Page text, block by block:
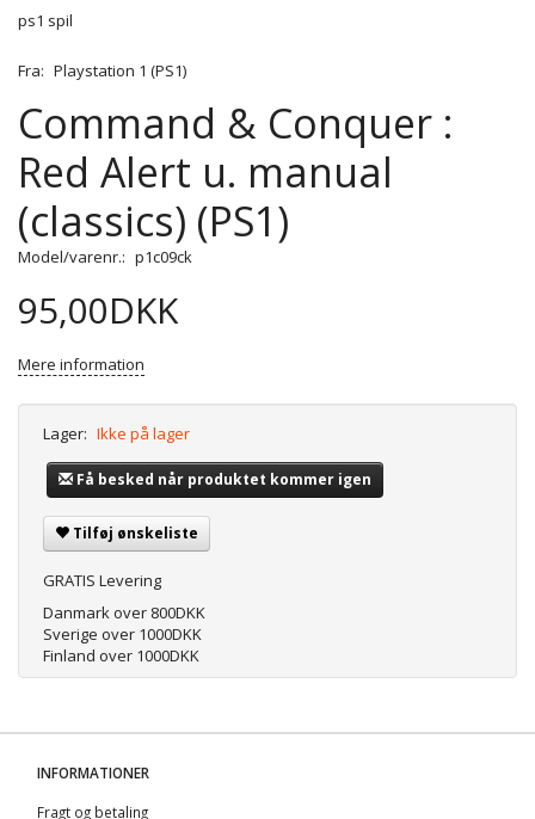
ps1 spil
Fra: Playstation 1 (PS1)
Command & Conquer :
Red Alert u. manual
(classics) (PS1)
Model/varenr.: p1c09ck
95,00DKK
Mere information
Lager: Ikke på lager
Få besked når produktet kommer igen
Tilføj ønskeliste
GRATIS Levering
Danmark over 800DKK
Sverige over 1000DKK
Finland over 1000DKK
INFORMATIONER
Fragt og betaling